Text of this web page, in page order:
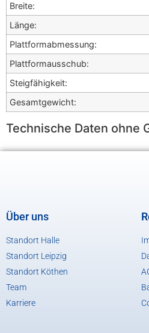
Breite:
Länge:
Plattformabmessung:
Plattformausschub:
Steigfähigkeit:
Gesamtgewicht:
Technische Daten ohne
Über uns
Standort Halle
Standort Leipzig
Standort Köthen
Team
Karriere